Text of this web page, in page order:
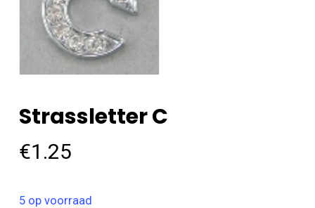
Strassletter C
€1.25
5 op voorraad